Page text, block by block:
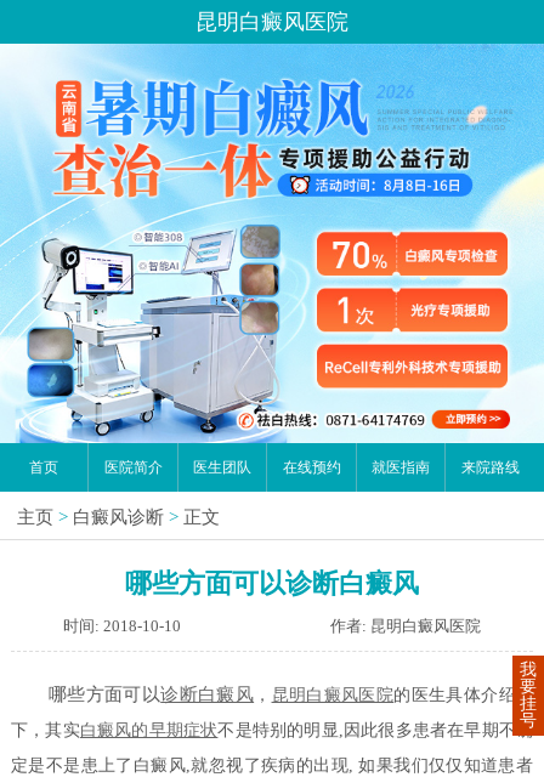
昆明白癜风医院
首页 医院简介 医生团队 在线预约 就医指南 来院路线
主页 > 白癜风诊断 > 正文
哪些方面可以诊断白癜风
时间: 2018-10-10 作者: 昆明白癜风医院
哪些方面可以诊断白癜风 ， 昆明白癜风医院的医生具体介绍一
下，其实白癜风的早期症状不是特别的明显,因此很多患者在早期不确
定是不是患上了白癜风,就忽视了疾病的出现, 如果我们仅仅知道患者
我
要
挂
号